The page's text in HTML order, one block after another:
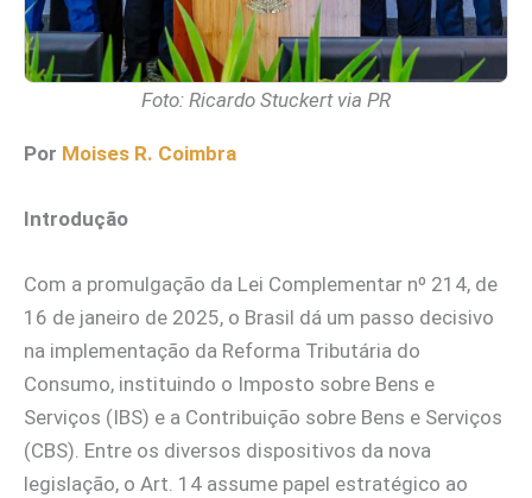
Foto: Ricardo Stuckert via PR
Por Moises R. Coimbra
Introdução
Com a promulgação da Lei Complementar nº 214, de
16 de janeiro de 2025, o Brasil dá um passo decisivo
na implementação da Reforma Tributária do
Consumo, instituindo o Imposto sobre Bens e
Serviços (IBS) e a Contribuição sobre Bens e Serviços
(CBS). Entre os diversos dispositivos da nova
legislação, o Art. 14 assume papel estratégico ao